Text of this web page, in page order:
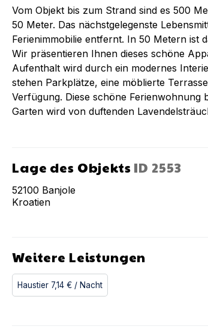
Vom Objekt bis zum Strand sind es 500
50 Meter. Das nächstgelegenste
Ferienimmobilie entfernt. In 50 Metern ist
Wir präsentieren Ihnen dieses schöne
Aufenthalt wird durch ein modernes
stehen Parkplätze, eine möblierte
Verfügung. Diese schöne Ferienwohnung
Garten wird von duftenden
Lage des Objekts ID 2553
52100 Banjole
Kroatien
Weitere Leistungen
Haustier 7,14 € / Nacht